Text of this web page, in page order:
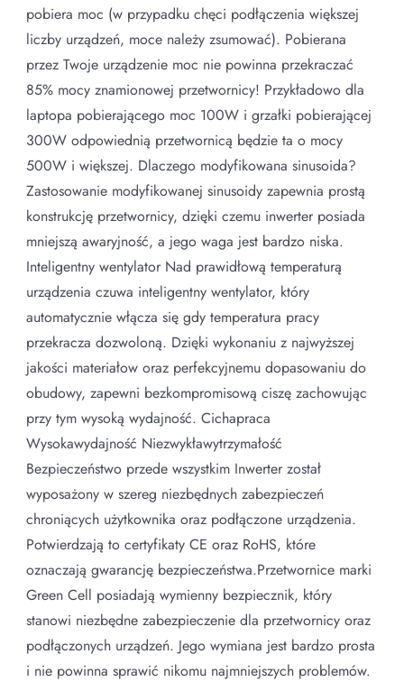
pobiera moc (w przypadku chęci podłączenia większej
liczby urządzeń, moce należy zsumować). Pobierana
przez Twoje urządzenie moc nie powinna przekraczać
85% mocy znamionowej przetwornicy! Przykładowo dla
laptopa pobierającego moc 100W i grzałki pobierającej
300W odpowiednią przetwornicą będzie ta o mocy
500W i większej. Dlaczego modyfikowana sinusoida?
Zastosowanie modyfikowanej sinusoidy zapewnia prostą
konstrukcję przetwornicy, dzięki czemu inwerter posiada
mniejszą awaryjność, a jego waga jest bardzo niska.
Inteligentny wentylator Nad prawidłową temperaturą
urządzenia czuwa inteligentny wentylator, który
automatycznie włącza się gdy temperatura pracy
przekracza dozwoloną. Dzięki wykonaniu z najwyższej
jakości materiałow oraz perfekcyjnemu dopasowaniu do
obudowy, zapewni bezkompromisową ciszę zachowując
przy tym wysoką wydajność. Cichapraca
Wysokawydajność Niezwykławytrzymałość
Bezpieczeństwo przede wszystkim Inwerter został
wyposażony w szereg niezbędnych zabezpieczeń
chroniących użytkownika oraz podłączone urządzenia.
Potwierdzają to certyfikaty CE oraz RoHS, które
oznaczają gwarancję bezpieczeństwa.Przetwornice marki
Green Cell posiadają wymienny bezpiecznik, który
stanowi niezbędne zabezpieczenie dla przetwornicy oraz
podłączonych urządzeń. Jego wymiana jest bardzo prosta
i nie powinna sprawić nikomu najmniejszych problemów.